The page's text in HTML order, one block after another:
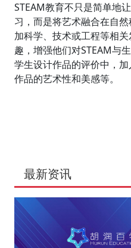
STEAM教育不只是简单地
习，而是将艺术融合在自
加科学、技术或工程等相
趣，增强他们对STEAM与
学生设计作品的评价中，
作品的艺术性和美感等。
最新资讯